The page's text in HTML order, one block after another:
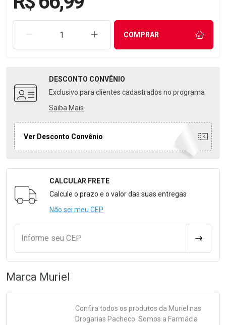
REMOVER UMA UNIDADEAUMENTAR UMA UNIDADE
COMPRAR
DESCONTO CONVÊNIO
Exclusivo para clientes cadastrados no programa
Saiba Mais
Ver Desconto Convênio
Formulário para Calcular o Frete
CALCULAR FRETE
Calcule o prazo e o valor das suas entregas
Não sei meu CEP
Informe seu CEP
Marca Muriel
Confira todos os produtos da Muriel nas
Drogarias Pacheco. Somos a Farmácia